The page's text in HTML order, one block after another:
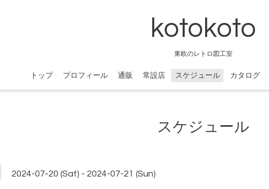
kotokoto
東欧のレトロ図工室
トップ プロフィール 通販 常設店 スケジュール カタログ
スケジュール
2024-07-20 (Sat) - 2024-07-21 (Sun)